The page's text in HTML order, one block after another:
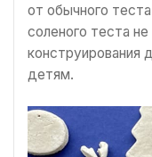
от обычного
соленого теста
конструирования
детям.